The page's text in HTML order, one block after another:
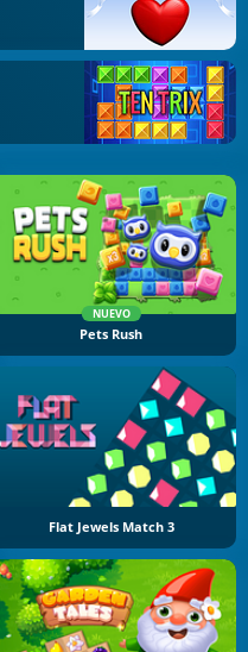
NUEVO
Pets Rush
Flat Jewels Match 3